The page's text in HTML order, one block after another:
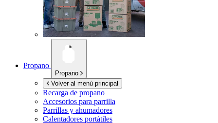
Propano
Propano
Volver al menú principal
Recarga de propano
Accesorios para parrilla
Parrillas y ahumadores
Calentadores portátiles